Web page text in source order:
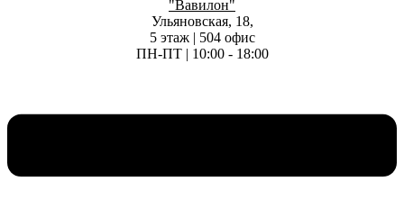
"Вавилон"
Ульяновская, 18,
5 этаж | 504 офис
ПН-ПТ | 10:00 - 18:00